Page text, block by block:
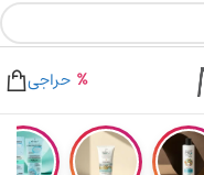
حراجی